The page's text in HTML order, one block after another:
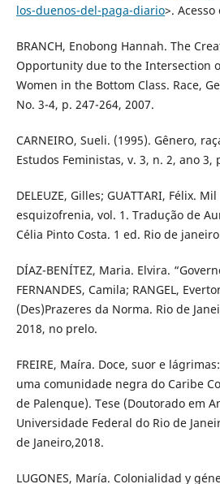
los-duenos-del-paga-diario>.
BRANCH, Enobong Hannah. The
Opportunity due to the Intersection
Women in the Bottom Class. Race,
No. 3-4, p. 247-264, 2007.
CARNEIRO, Sueli. (1995). Gênero,
Estudos Feministas, v. 3, n. 2, ano 3,
DELEUZE, Gilles; GUATTARI, Félix.
esquizofrenia, vol. 1. Tradução de
Célia Pinto Costa. 1 ed. Rio de
DÍAZ-BENÍTEZ, Maria. Elvira.
FERNANDES, Camila; RANGEL,
(Des)Prazeres da Norma. Rio de
2018, no prelo.
FREIRE, Maíra. Doce, suor e
uma comunidade negra do Caribe
de Palenque). Tese (Doutorado em
Universidade Federal do Rio de
de Janeiro,2018.
LUGONES, María. Colonialidad y